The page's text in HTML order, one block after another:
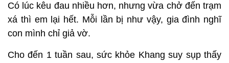
Có lúc kêu đau nhiều hơn, nhưng vừa chở đến trạm
xá thì em lại hết. Mỗi lần bị như vậy, gia đình nghĩ
con mình chỉ giả vờ.
Cho đến 1 tuần sau, sức khỏe Khang suy sụp thấy